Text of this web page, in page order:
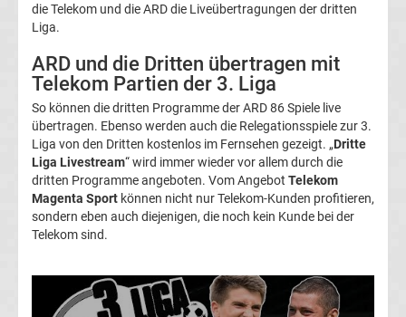
Champions
League
Tabelle
Champions
League
Europa
die Telekom und die ARD die Liveübertragungen der dritten
Liga.
ARD und die Dritten übertragen mit
Telekom Partien der 3. Liga
So können die dritten Programme der ARD 86 Spiele live
übertragen. Ebenso werden auch die Relegationsspiele zur 3.
Liga von den Dritten kostenlos im Fernsehen gezeigt. „Dritte
Liga Livestream“ wird immer wieder vor allem durch die
dritten Programme angeboten. Vom Angebot Telekom
Magenta Sport können nicht nur Telekom-Kunden profitieren,
sondern eben auch diejenigen, die noch kein Kunde bei der
Telekom sind.